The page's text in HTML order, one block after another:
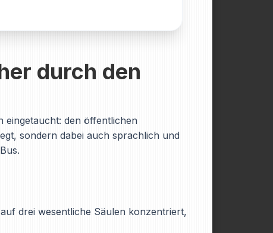
durch den
eingetaucht: den öffentlichen
sondern dabei auch sprachlich und
drei wesentliche Säulen konzentriert,